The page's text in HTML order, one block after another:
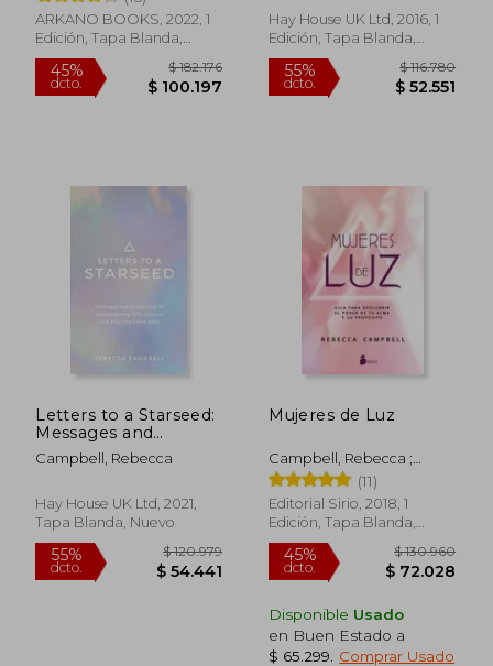
ARKANO BOOKS, 2022, 1
Edición, Tapa Blanda,
Nuevo
45%
dcto. $ 100.197
Hay House UK Ltd, 2016, 1
Edición, Tapa Blanda,
Nuevo
dcto.
Letters to a Starseed:
Messages and
Activations for
Remembering who
Came Here (en
Inglés)
Campbell, Rebecca
Hay House UK Ltd, 2021,
Tapa Blanda, Nuevo
Mujeres de Luz
Campbell, Rebecca ;
Gaomez, Elsa(11)
Editorial Sirio, 2018, 1
Edición, Tapa Blanda,
Nuevo
Disponible Usado
en Buen Estado a
$ 65.299
Comprar Usado